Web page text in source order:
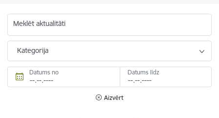
Meklēt aktualitāti
Kategorija
Datums no Datums līdz
Aizvērt